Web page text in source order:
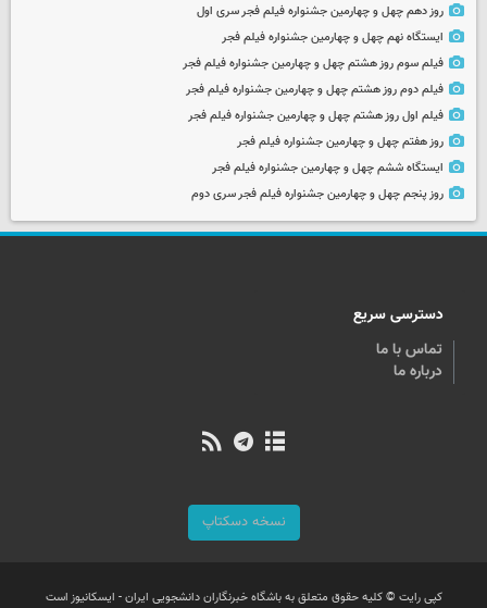
روز دهم چهل و چهارمین جشنواره فیلم فجر سری اول
ایستگاه نهم چهل و چهارمین جشنواره فیلم فجر
فیلم سوم روز هشتم چهل و چهارمین جشنواره فیلم فجر
فیلم دوم روز هشتم چهل و چهارمین جشنواره فیلم فجر
فیلم اول روز هشتم چهل و چهارمین جشنواره فیلم فجر
روز هفتم چهل و چهارمین جشنواره فیلم فجر
ایستگاه ششم چهل و چهارمین جشنواره فیلم فجر
روز پنجم چهل و چهارمین جشنواره فیلم فجر سری دوم
دسترسی سریع
تماس با ما
درباره ما
نسخه دسکتاپ
کپی رایت © کلیه حقوق متعلق به باشگاه خبرنگاران دانشجویی ایران - ایسکانیوز است